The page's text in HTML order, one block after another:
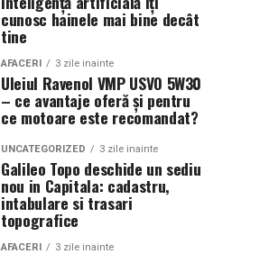
cunosc hainele mai bine decât
tine
AFACERI 3 zile inainte
Uleiul Ravenol VMP USVO 5W30
– ce avantaje oferă și pentru
ce motoare este recomandat?
UNCATEGORIZED 3 zile inainte
Galileo Topo deschide un sediu
nou in Capitala: cadastru,
intabulare si trasari
topografice
AFACERI 3 zile inainte